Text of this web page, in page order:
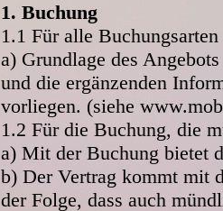
1. Buchung
1.1 Für alle
a) Grundlage des
und die ergänzenden
vorliegen. (siehe
1.2 Für die Buchung, die
a) Mit der Buchung bietet
b) Der Vertrag kommt mit
der Folge, dass auch